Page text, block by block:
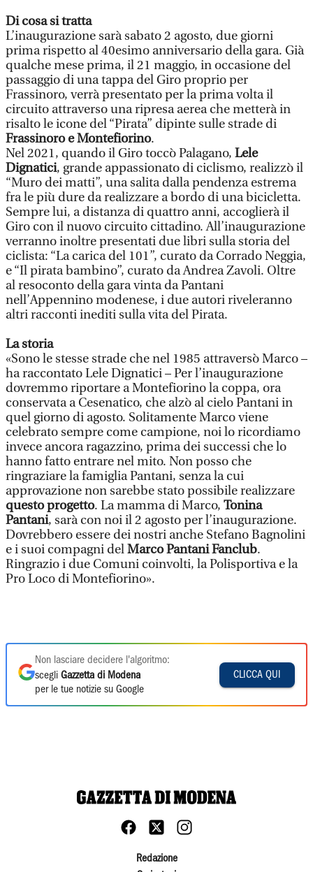
Di cosa si tratta
L’inaugurazione sarà sabato 2 agosto, due giorni
prima rispetto al 40esimo anniversario della gara. Già
qualche mese prima, il 21 maggio, in occasione del
passaggio di una tappa del Giro proprio per
Frassinoro, verrà presentato per la prima volta il
circuito attraverso una ripresa aerea che metterà in
risalto le icone del “Pirata” dipinte sulle strade di
Frassinoro e Montefiorino.
Nel 2021, quando il Giro toccò Palagano, Lele
Dignatici, grande appassionato di ciclismo, realizzò il
“Muro dei matti”, una salita dalla pendenza estrema
fra le più dure da realizzare a bordo di una bicicletta.
Sempre lui, a distanza di quattro anni, accoglierà il
Giro con il nuovo circuito cittadino. All’inaugurazione
verranno inoltre presentati due libri sulla storia del
ciclista: “La carica del 101”, curato da Corrado Neggia,
e “Il pirata bambino”, curato da Andrea Zavoli. Oltre
al resoconto della gara vinta da Pantani
nell’Appennino modenese, i due autori riveleranno
altri racconti inediti sulla vita del Pirata.
La storia
«Sono le stesse strade che nel 1985 attraversò Marco –
ha raccontato Lele Dignatici – Per l’inaugurazione
dovremmo riportare a Montefiorino la coppa, ora
conservata a Cesenatico, che alzò al cielo Pantani in
quel giorno di agosto. Solitamente Marco viene
celebrato sempre come campione, noi lo ricordiamo
invece ancora ragazzino, prima dei successi che lo
hanno fatto entrare nel mito. Non posso che
ringraziare la famiglia Pantani, senza la cui
approvazione non sarebbe stato possibile realizzare
questo progetto. La mamma di Marco, Tonina
Pantani, sarà con noi il 2 agosto per l’inaugurazione.
Dovrebbero essere dei nostri anche Stefano Bagnolini
e i suoi compagni delMarco Pantani Fanclub.
Ringrazio i due Comuni coinvolti, la Polisportiva e la
Pro Loco di Montefiorino».
Non lasciare decidere l'algoritmo:
scegli Gazzetta di Modena
per le tue notizie su Google
CLICCA QUI
Redazione